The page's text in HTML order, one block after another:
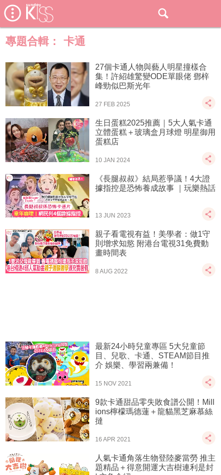
專題合輯： 卡通
27個卡通人物與藝人明星撞樣合
集！許紹雄驚變ODE單眼佬 鄧梓
峰勁似巴斯光年
27 FEB 2025
生日蛋糕2025推薦｜5大人氣卡通
立體蛋糕＋玻璃盒月球燈 明星御用
蛋糕店
10 JAN 2024
《長腿叔叔》結局惹爭議！4大證
據指控是恐怖養成故事 ｜玩樂熱話
13 JUN 2023
親子看電視有益！美學者：做1守
則增求知慾 附港台電視31免費動
畫時間表
8 AUG 2022
最新24小時兒童專區 5大兒童節
目、兒歌、卡通、STEAM節目推
介 娛樂、學習兩兼備！
15 NOV 2021
9款卡通甜品零失敗食譜公開！Mill
ions檸檬瑪德蓮＋龍貓黑芝麻慕絲
撻
16 APR 2021
人氣卡通角落生物登陸麥當勞 推主
題精品＋得意開運大吉樹連利是封